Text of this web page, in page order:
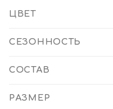
ЦВЕТ
СЕЗОННОСТЬ
СОСТАВ
РАЗМЕР